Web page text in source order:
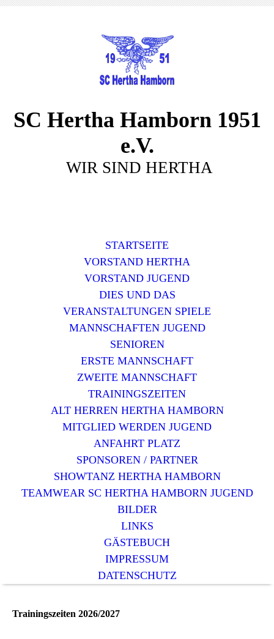
SC Hertha Hamborn 1951
e.V.
WIR SIND HERTHA
STARTSEITE
VORSTAND HERTHA
VORSTAND JUGEND
DIES UND DAS
VERANSTALTUNGEN SPIELE
MANNSCHAFTEN JUGEND
SENIOREN
ERSTE MANNSCHAFT
ZWEITE MANNSCHAFT
TRAININGSZEITEN
ALT HERREN HERTHA HAMBORN
MITGLIED WERDEN JUGEND
ANFAHRT PLATZ
SPONSOREN / PARTNER
SHOWTANZ HERTHA HAMBORN
TEAMWEAR SC HERTHA HAMBORN JUGEND
BILDER
LINKS
GÄSTEBUCH
IMPRESSUM
DATENSCHUTZ
Trainingszeiten 2026/2027